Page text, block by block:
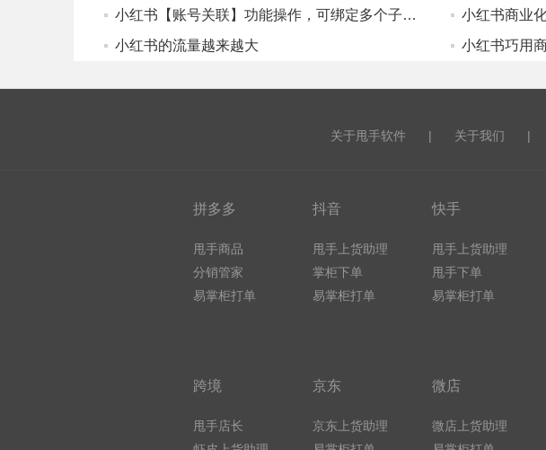
小红书【账号关联】功能操作，可绑定多个子账号
小红书商业
小红书的流量越来越大
小红书巧用
关于甩手软件 | 关于我们 |
拼多多
甩手商品
分销管家
易掌柜打单
抖音
甩手上货助理
掌柜下单
易掌柜打单
快手
甩手上货助理
甩手下单
易掌柜打单
跨境
甩手店长
京东
京东上货助理
微店
微店上货助理